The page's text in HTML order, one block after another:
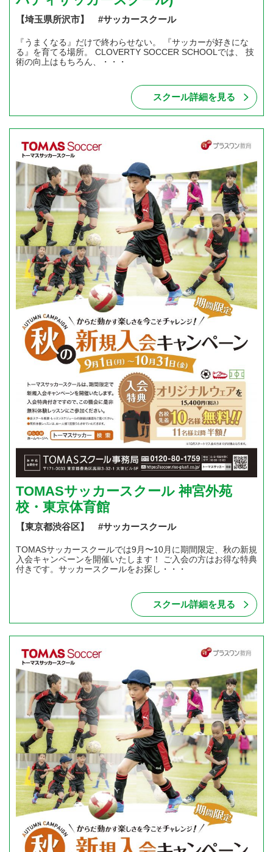
【埼玉県所沢市】 #サッカースクール
『うまくなる』だけで終わらせない。 『サッカーが好きにな
る』を育てる場所。 CLOVERTY SOCCER SCHOOLでは、 技
術の向上はもちろん、・・・
スクール詳細を見る
TOMASサッカースクール 神宮外苑
校・東京体育館
【東京都渋谷区】 #サッカースクール
TOMASサッカースクールでは9月〜10月に期間限定、秋の新規
入会キャンペーンを開催いたします！ ご入会の方はお得な特典
付きです。サッカースクールをお探し・・・
スクール詳細を見る